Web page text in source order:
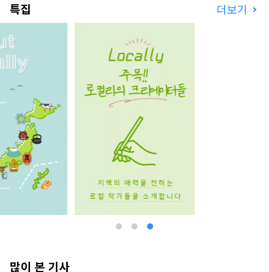
특집 더보기
많이 본 기사